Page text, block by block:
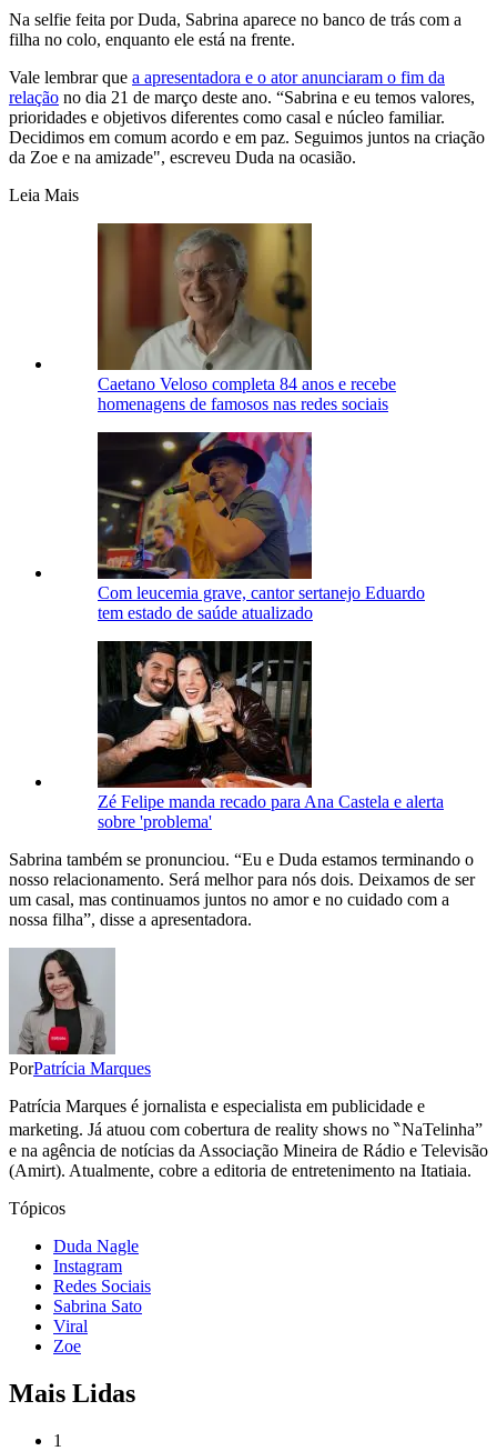
Na selfie feita por Duda, Sabrina aparece no banco de trás com a
filha no colo, enquanto ele está na frente.
Vale lembrar que a apresentadora e o ator anunciaram o fim da
relação no dia 21 de março deste ano. “Sabrina e eu temos valores,
prioridades e objetivos diferentes como casal e núcleo familiar.
Decidimos em comum acordo e em paz. Seguimos juntos na criação
da Zoe e na amizade", escreveu Duda na ocasião.
Leia Mais
Caetano Veloso completa 84 anos e recebe
homenagens de famosos nas redes sociais
Com leucemia grave, cantor sertanejo Eduardo
tem estado de saúde atualizado
Zé Felipe manda recado para Ana Castela e alerta
sobre 'problema'
Sabrina também se pronunciou. “Eu e Duda estamos terminando o
nosso relacionamento. Será melhor para nós dois. Deixamos de ser
um casal, mas continuamos juntos no amor e no cuidado com a
nossa filha”, disse a apresentadora.
PorPatrícia Marques
Patrícia Marques é jornalista e especialista em publicidade e
marketing. Já atuou com cobertura de reality shows no ‶NaTelinha”
e na agência de notícias da Associação Mineira de Rádio e Televisão
(Amirt). Atualmente, cobre a editoria de entretenimento na Itatiaia.
Tópicos
Duda Nagle
Instagram
Redes Sociais
Sabrina Sato
Viral
Zoe
Mais Lidas
1